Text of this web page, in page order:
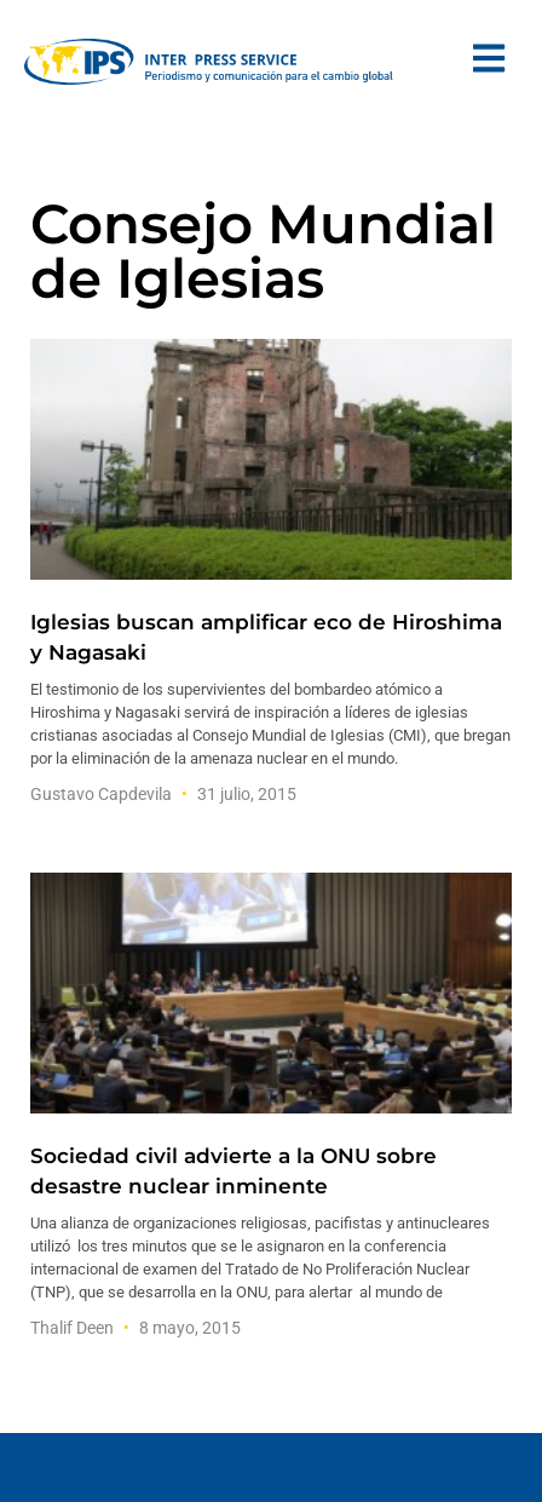
Consejo Mundial
de Iglesias
Iglesias buscan amplificar eco de Hiroshima
y Nagasaki
El testimonio de los supervivientes del bombardeo atómico a
Hiroshima y Nagasaki servirá de inspiración a líderes de iglesias
cristianas asociadas al Consejo Mundial de Iglesias (CMI), que bregan
por la eliminación de la amenaza nuclear en el mundo.
Gustavo Capdevila 31 julio, 2015
Sociedad civil advierte a la ONU sobre
desastre nuclear inminente
Una alianza de organizaciones religiosas, pacifistas y antinucleares
utilizó los tres minutos que se le asignaron en la conferencia
internacional de examen del Tratado de No Proliferación Nuclear
(TNP), que se desarrolla en la ONU, para alertar al mundo de
Thalif Deen 8 mayo, 2015